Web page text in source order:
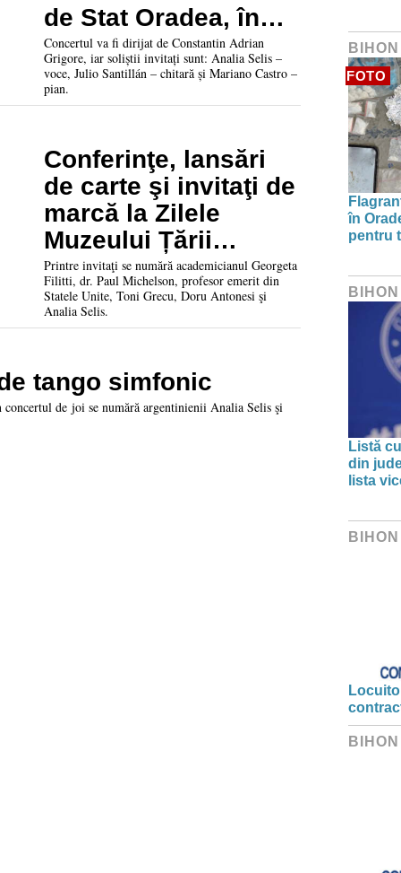
de Stat Oradea, în
concertul
Argentissimo
Concertul va fi dirijat de Constantin Adrian
Grigore, iar soliștii invitați sunt: Analia Selis –
voce, Julio Santillán – chitară și Mariano Castro –
pian.
Conferinţe, lansări
de carte şi invitaţi de
marcă la Zilele
Muzeului Țării
Crișurilor. Vezi
programul
evenimentelor
Printre invitaţi se numără academicianul Georgeta
Filitti, dr. Paul Michelson, profesor emerit din
Statele Unite, Toni Grecu, Doru Antonesi şi
Analia Selis.
tango simfonic
de joi se numără argentinienii Analia Selis şi
FOTO
în
pentru
Listă
din
lista